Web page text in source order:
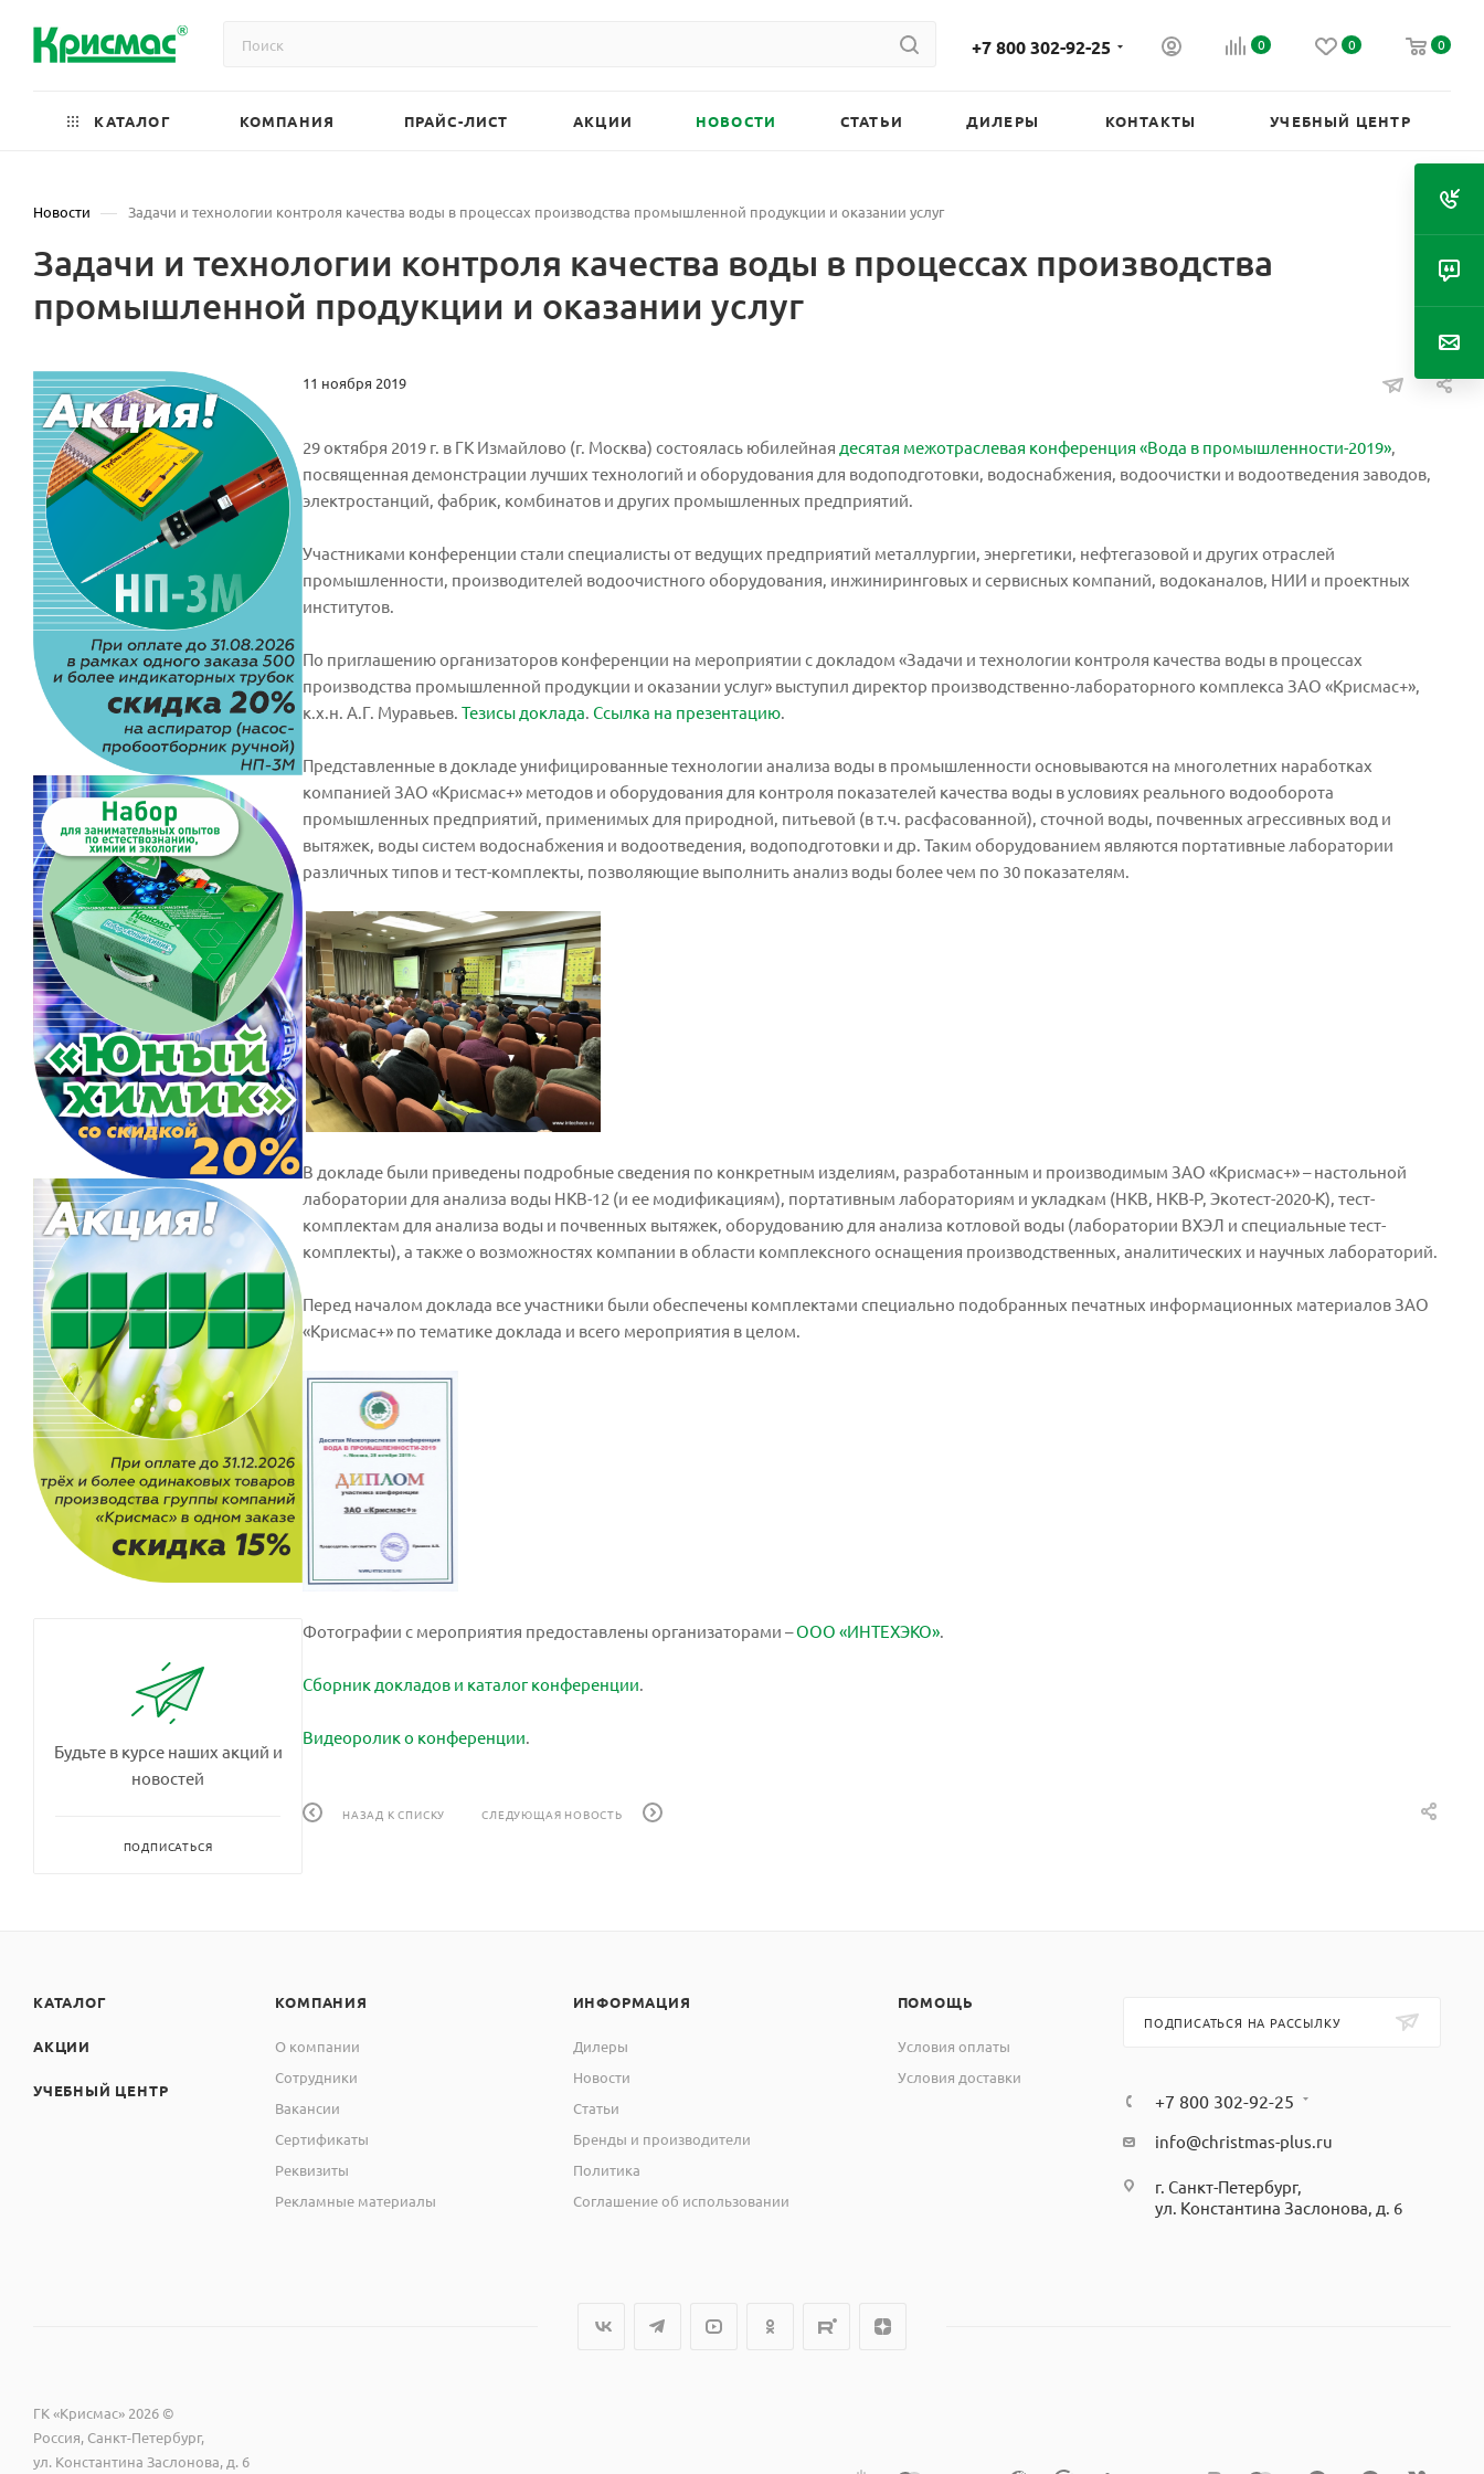
+7 800 302-92-25 0 0 0
КАТАЛОГ КОМПАНИЯ ПРАЙС-ЛИСТ АКЦИИ НОВОСТИ СТАТЬИ ДИЛЕРЫ КОНТАКТЫ УЧЕБНЫЙ ЦЕНТР
Новости — Задачи и технологии контроля качества воды в процессах производства промышленной продукции и оказании услуг
Задачи и технологии контроля качества воды в процессах производства
промышленной продукции и оказании услуг
11 ноября 2019
29 октября 2019 г. в ГК Измайлово (г. Москва) состоялась юбилейная десятая межотраслевая конференция «Вода в промышленности-2019»,
посвященная демонстрации лучших технологий и оборудования для водоподготовки, водоснабжения, водоочистки и водоотведения заводов,
электростанций, фабрик, комбинатов и других промышленных предприятий.
Участниками конференции стали специалисты от ведущих предприятий металлургии, энергетики, нефтегазовой и других отраслей
промышленности, производителей водоочистного оборудования, инжиниринговых и сервисных компаний, водоканалов, НИИ и проектных
институтов.
По приглашению организаторов конференции на мероприятии с докладом «Задачи и технологии контроля качества воды в процессах
производства промышленной продукции и оказании услуг» выступил директор производственно-лабораторного комплекса ЗАО «Крисмас+»,
к.х.н. А.Г. Муравьев. Тезисы доклада. Ссылка на презентацию.
Представленные в докладе унифицированные технологии анализа воды в промышленности основываются на многолетних наработках
компанией ЗАО «Крисмас+» методов и оборудования для контроля показателей качества воды в условиях реального водооборота
промышленных предприятий, применимых для природной, питьевой (в т.ч. расфасованной), сточной воды, почвенных агрессивных вод и
вытяжек, воды систем водоснабжения и водоотведения, водоподготовки и др. Таким оборудованием являются портативные лаборатории
различных типов и тест-комплекты, позволяющие выполнить анализ воды более чем по 30 показателям.
В докладе были приведены подробные сведения по конкретным изделиям, разработанным и производимым ЗАО «Крисмас+» – настольной
лаборатории для анализа воды НКВ-12 (и ее модификациям), портативным лабораториям и укладкам (НКВ, НКВ-Р, Экотест-2020-К), тест-
комплектам для анализа воды и почвенных вытяжек, оборудованию для анализа котловой воды (лаборатории ВХЭЛ и специальные тест-
комплекты), а также о возможностях компании в области комплексного оснащения производственных, аналитических и научных лабораторий.
Перед началом доклада все участники были обеспечены комплектами специально подобранных печатных информационных материалов ЗАО
«Крисмас+» по тематике доклада и всего мероприятия в целом.
Фотографии с мероприятия предоставлены организаторами –ООО «ИНТЕХЭКО».
Сборник докладов и каталог конференции.
Видеоролик о конференции.
НАЗАД К СПИСКУ СЛЕДУЮЩАЯ НОВОСТЬ
Будьте в курсе наших акций и
новостей
ПОДПИСАТЬСЯ
КАТАЛОГ
АКЦИИ
УЧЕБНЫЙ ЦЕНТР
КОМПАНИЯ
О компании
Сотрудники
Вакансии
Сертификаты
Реквизиты
Рекламные материалы
ИНФОРМАЦИЯ
Дилеры
Новости
Статьи
Бренды и производители
Политика
Соглашение об использовании
ПОМОЩЬ
Условия оплаты
Условия доставки
ПОДПИСАТЬСЯ НА РАССЫЛКУ
+7 800 302-92-25
info@christmas-plus.ru
г. Санкт-Петербург,
ул. Константина Заслонова, д. 6
ГК «Крисмас» 2026 ©
Россия, Санкт-Петербург,
ул. Константина Заслонова, д. 6